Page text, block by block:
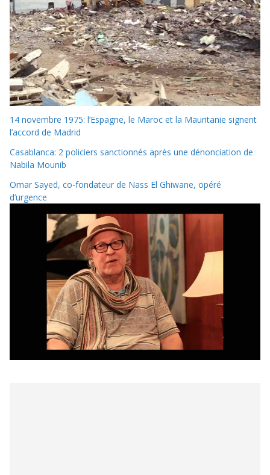
14 novembre 1975: l’Espagne, le Maroc et la Mauritanie signent
l’accord de Madrid
Casablanca: 2 policiers sanctionnés après une dénonciation de
Nabila Mounib
Omar Sayed, co-fondateur de Nass El Ghiwane, opéré
d’urgence